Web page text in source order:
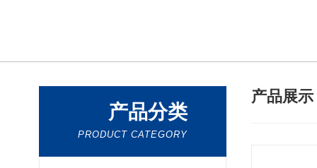
产品分类
PRODUCT CATEGORY
产品展示